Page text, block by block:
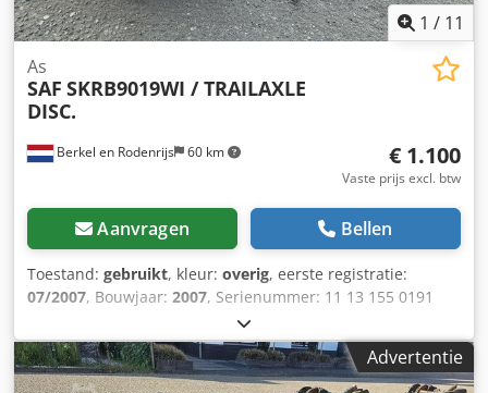
1 / 11
Berkel en Rodenrijs 60 km
As
SAF SKRB9019WI / TRAILAXLE
DISC.
€ 1.100
Vaste prijs excl. btw
Aanvragen Bellen
Toestand: gebruikt, kleur: overig, eerste registratie:
07/2007, Bouwjaar: 2007, Serienummer: 11 13 155 0191
Chjdpfx Aozqyl Sek Uja Wij hebben meer dan 100 assen op
voorraad. Neem contact met ons op als u niet kunt vinden
wat u zoekt.
Advertentie